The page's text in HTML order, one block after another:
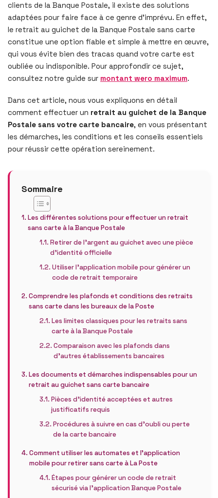
clients de la Banque Postale, il existe des solutions
adaptées pour faire face à ce genre d’imprévu. En effet,
le retrait au guichet de la Banque Postale sans carte
constitue une option fiable et simple à mettre en œuvre,
qui vous évite bien des tracas quand votre carte est
oubliée ou indisponible. Pour approfondir ce sujet,
consultez notre guide sur montant wero maximum.
Dans cet article, nous vous expliquons en détail
comment effectuer un retrait au guichet de la Banque
Postale sans votre carte bancaire, en vous présentant
les démarches, les conditions et les conseils essentiels
pour réussir cette opération sereinement.
Sommaire
Les différentes solutions pour effectuer un retrait
sans carte à la Banque Postale
Retirer de l’argent au guichet avec une pièce
d’identité officielle
Utiliser l’application mobile pour générer un
code de retrait temporaire
Comprendre les plafonds et conditions des retraits
sans carte dans les bureaux de la Poste
Les limites classiques pour les retraits sans
carte à la Banque Postale
Comparaison avec les plafonds dans
d’autres établissements bancaires
Les documents et démarches indispensables pour un
retrait au guichet sans carte bancaire
Pièces d’identité acceptées et autres
justificatifs requis
Procédures à suivre en cas d’oubli ou perte
de la carte bancaire
Comment utiliser les automates et l’application
mobile pour retirer sans carte à La Poste
Étapes pour générer un code de retrait
sécurisé via l’application Banque Postale